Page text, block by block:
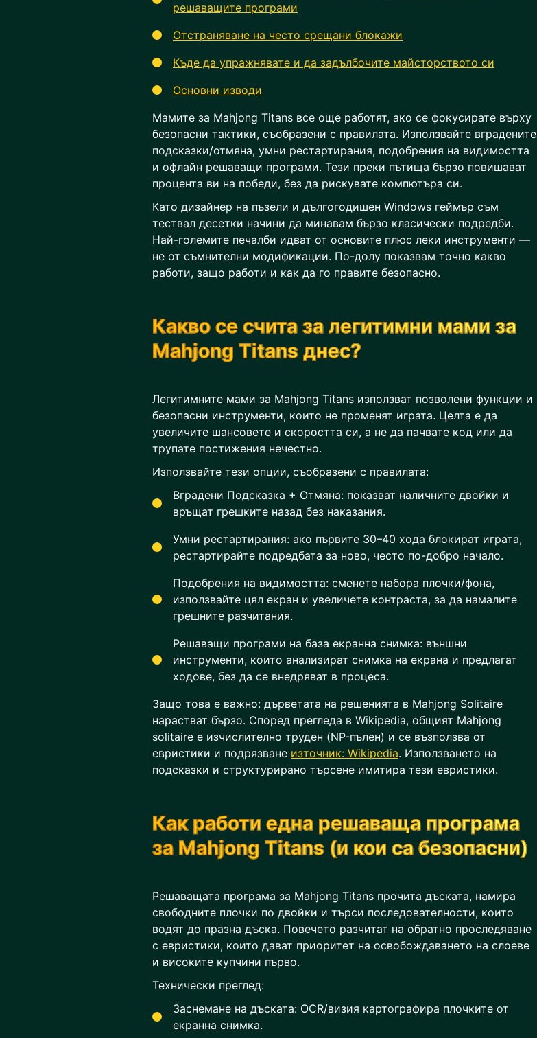
решаващите програми
Отстраняване на често срещани блокажи
Къде да упражнявате и да задълбочите майсторството си
Основни изводи
Мамите за Mahjong Titans все още работят, ако се фокусирате върху
безопасни тактики, съобразени с правилата. Използвайте вградените
подсказки/отмяна, умни рестартирания, подобрения на видимостта
и офлайн решаващи програми. Тези преки пътища бързо повишават
процента ви на победи, без да рискувате компютъра си.
Като дизайнер на пъзели и дългогодишен Windows геймър съм
тествал десетки начини да минавам бързо класически подредби.
Най-големите печалби идват от основите плюс леки инструменти —
не от съмнителни модификации. По-долу показвам точно какво
работи, защо работи и как да го правите безопасно.
Какво се счита за легитимни мами за
Mahjong Titans днес?
Легитимните мами за Mahjong Titans използват позволени функции и
безопасни инструменти, които не променят играта. Целта е да
увеличите шансовете и скоростта си, а не да пачвате код или да
трупате постижения нечестно.
Използвайте тези опции, съобразени с правилата:
Вградени Подсказка + Отмяна: показват наличните двойки и
връщат грешките назад без наказания.
Умни рестартирания: ако първите 30–40 хода блокират играта,
рестартирайте подредбата за ново, често по-добро начало.
Подобрения на видимостта: сменете набора плочки/фона,
използвайте цял екран и увеличете контраста, за да намалите
грешните разчитания.
Решаващи програми на база екранна снимка: външни
инструменти, които анализират снимка на екрана и предлагат
ходове, без да се внедряват в процеса.
Защо това е важно: дърветата на решенията в Mahjong Solitaire
нарастват бързо. Според прегледа в Wikipedia, общият Mahjong
solitaire е изчислително труден (NP-пълен) и се възползва от
евристики и подрязване източник: Wikipedia. Използването на
подсказки и структурирано търсене имитира тези евристики.
Как работи една решаваща програма
за Mahjong Titans (и кои са безопасни)
Решаващата програма за Mahjong Titans прочита дъската, намира
свободните плочки по двойки и търси последователности, които
водят до празна дъска. Повечето разчитат на обратно проследяване
с евристики, които дават приоритет на освобождаването на слоеве
и високите купчини първо.
Технически преглед:
Заснемане на дъската: OCR/визия картографира плочките от
екранна снимка.